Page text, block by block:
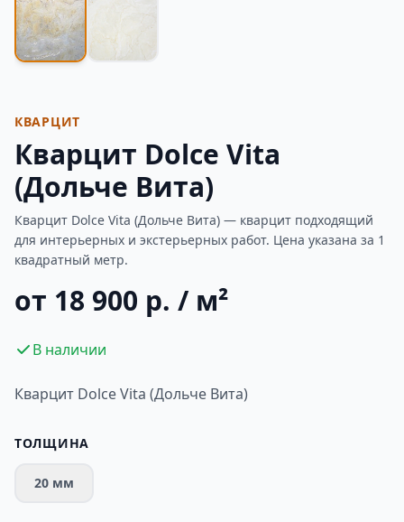
КВАРЦИТ
Кварцит Dolce Vita
(Дольче Вита)
Кварцит Dolce Vita (Дольче Вита) — кварцит подходящий
для интерьерных и экстерьерных работ. Цена указана за 1
квадратный метр.
от 18 900 р. / м²
В наличии
Кварцит Dolce Vita (Дольче Вита)
ТОЛЩИНА
20 мм